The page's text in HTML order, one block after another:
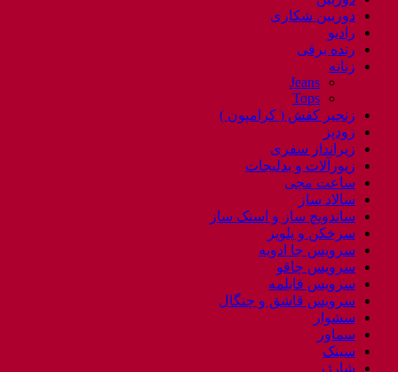
دوربین شکاری
رادیو
رنده برقی
زنانه
Jeans
Tops
زنجیر کفش ( کرامپون )
زودپز
زیرانداز سفری
زیورآلات و بدلیجات
ساعت مچی
سالاد ساز
ساندویچ ساز و اسنک ساز
سرخکن و پلوپز
سرویس جا ادویه
سرویس چاقو
سرویس قابلمه
سرویس قاشق و چنگال
سشوار
سماور
سینک
شارژر